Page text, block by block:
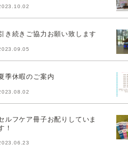
き続きご協力お願い致します
季休暇のご案内
ルフケア冊子お配りしていま
！